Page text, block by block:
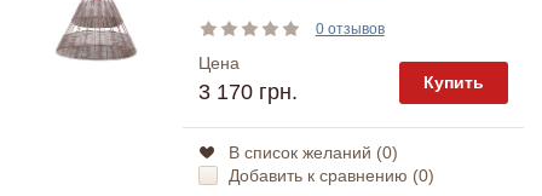
0 отзывов
Цена
3 170 грн. Купить
В список желаний (0)
Добавить к сравнению (0)